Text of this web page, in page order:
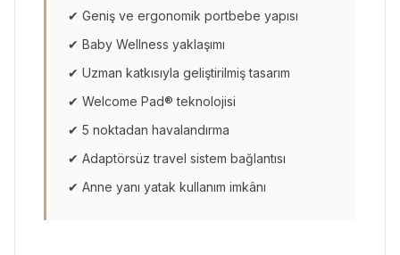
✔ Geniş ve ergonomik portbebe yapısı
✔ Baby Wellness yaklaşımı
✔ Uzman katkısıyla geliştirilmiş tasarım
✔ Welcome Pad® teknolojisi
✔ 5 noktadan havalandırma
✔ Adaptörsüz travel sistem bağlantısı
✔ Anne yanı yatak kullanım imkânı